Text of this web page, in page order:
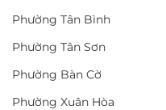
Phường Tân Bình
Phường Tân Sơn
Phường Bàn Cờ
Phường Xuân Hòa